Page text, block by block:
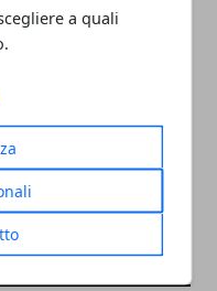
a quali